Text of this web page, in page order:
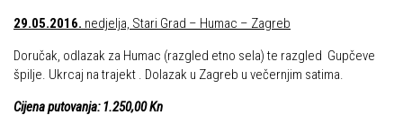
Tomislav Zoričić – Tom
Damir Bajs
29.05.2016. nedjelja, Stari Grad – Humac – Zagreb
Doručak, odlazak za Humac (razgled etno sela) te razgled Gupčeve
špilje. Ukrcaj na trajekt . Dolazak u Zagreb u večernjim satima.
Cijena putovanja: 1.250,00 Kn